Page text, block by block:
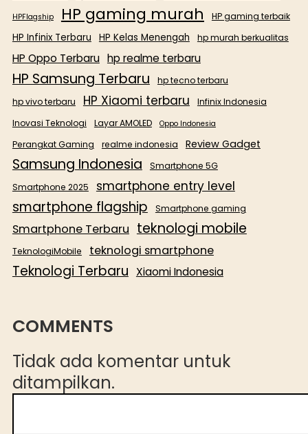
HPFlagship HP gaming murah HP gaming terbaik
HP Infinix Terbaru HP Kelas Menengah hp murah berkualitas
HP Oppo Terbaru hp realme terbaru
HP Samsung Terbaru
hp tecno terbaru
hp vivo terbaru
HP Xiaomi terbaru
Infinix Indonesia
Inovasi Teknologi
Layar AMOLED Oppo Indonesia
Perangkat Gaming realme indonesia Review Gadget
Samsung Indonesia
Smartphone 5G
Smartphone 2025
smartphone entry level
smartphone flagship Smartphone gaming
Smartphone Terbaru teknologi mobile
TeknologiMobile teknologi smartphone
Teknologi Terbaru Xiaomi Indonesia
COMMENTS
Tidak ada komentar untuk
ditampilkan.